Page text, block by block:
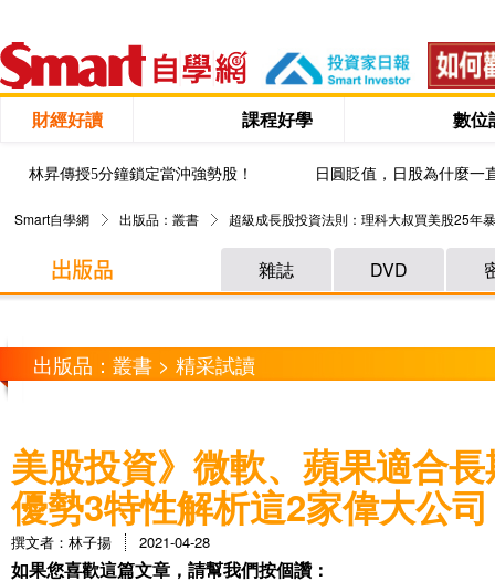
財經好讀 課程好學 數位
林昇傳授5分鐘鎖定當沖強勢股！ 日圓貶值，日股為什麼一
Smart自學網 出版品：叢書 超級成長股投資法則：理科大叔買美股25年
雜誌 DVD
出版品：叢書 > 精采試讀
美股投資》微軟、蘋果適合
優勢3特性解析這2家偉大公司
撰文者：林子揚 2021-04-28
如果您喜歡這篇文章，請幫我們按個讚：